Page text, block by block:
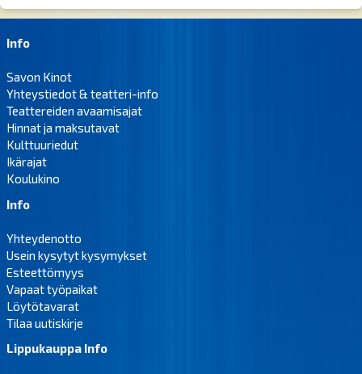
Info
Savon Kinot
Yhteystiedot & teatteri-info
Teattereiden avaamisajat
Hinnat ja maksutavat
Kulttuuriedut
Ikärajat
Koulukino
Info
Yhteydenotto
Usein kysytyt kysymykset
Esteettömyys
Vapaat työpaikat
Löytötavarat
Tilaa uutiskirje
Lippukauppa Info